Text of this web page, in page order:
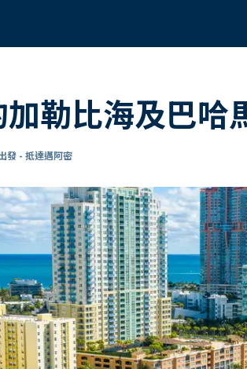
勒比海及巴哈
發 - 抵達邁阿密